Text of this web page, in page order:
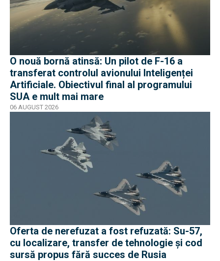
O nouă bornă atinsă: Un pilot de F-16 a
transferat controlul avionului Inteligenței
Artificiale. Obiectivul final al programului
SUA e mult mai mare
06 AUGUST 2026
Oferta de nerefuzat a fost refuzată: Su-57,
cu localizare, transfer de tehnologie și cod
sursă propus fără succes de Rusia